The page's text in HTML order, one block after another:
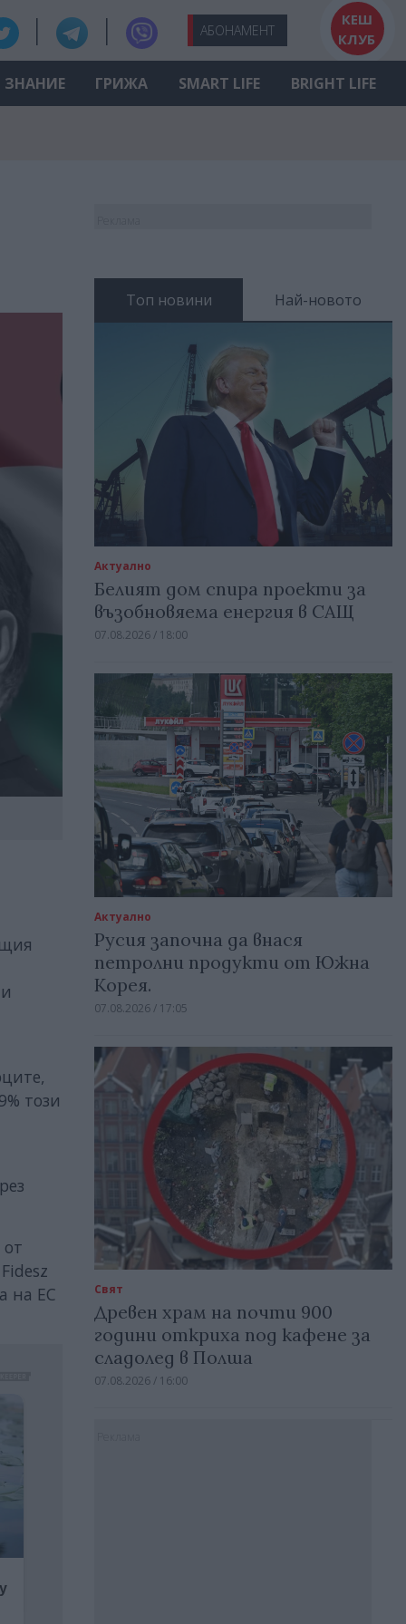
АБОНАМЕНТ
КЕШ
КЛУБ
ЗНАНИЕ ГРИЖА SMART LIFE BRIGHT LIFE
този
на ЕС
Топ новини Най-новото
Актуално
Белият дом спира проекти за
възобновяема енергия в САЩ
07.08.2026 / 18:00
Актуално
Русия започна да внася
петролни продукти от Южна
Корея.
07.08.2026 / 17:05
Свят
Древен храм на почти 900
години откриха под кафене за
сладолед в Полша
07.08.2026 / 16:00